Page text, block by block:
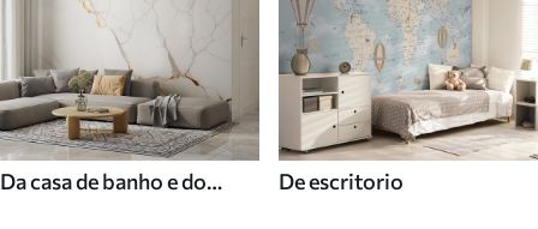
Da casa de banho e do
De escritorio